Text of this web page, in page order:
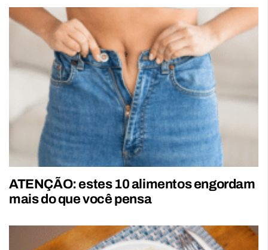
ATENÇÃO: estes 10 alimentos engordam
mais do que você pensa